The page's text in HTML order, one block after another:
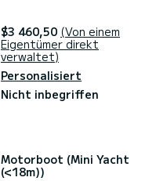
$3 460,50 (Von einem
Eigentümer direkt
verwaltet)
Personalisiert
Nicht inbegriffen
Motorboot (Mini Yacht
(<18m))